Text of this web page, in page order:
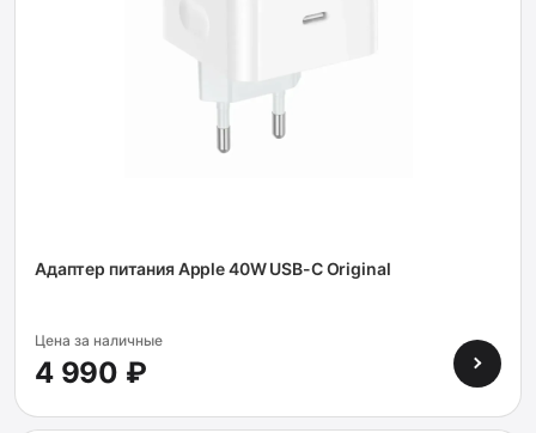
Адаптер питания Apple 40W USB-C Original
Цена за наличные
4 990 ₽